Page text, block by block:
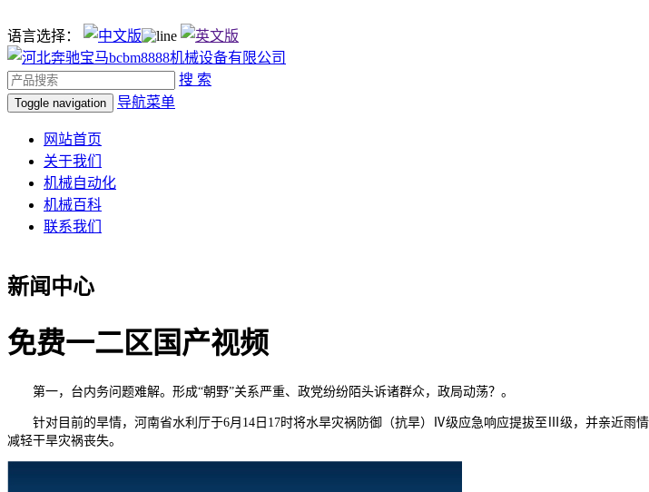
语言选择：
搜 索
Toggle navigation 导航菜单
网站首页
关于我们
机械自动化
机械百科
联系我们
新闻中心
免费一二区国产视频
第一，台内务问题难解。形成“朝野”关系严重、政党纷纷陌头诉诸群众，政局动荡？。
针对目前的旱情，河南省水利厅于6月14日17时将水旱灾祸防御（抗旱）Ⅳ级应急响应提拔至Ⅲ级，并亲近雨
减轻干旱灾祸丧失。